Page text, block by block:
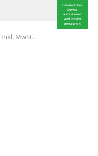
Erforderlichen
Service
akzeptieren
und Inhalte
entsperren
Inkl. MwSt.